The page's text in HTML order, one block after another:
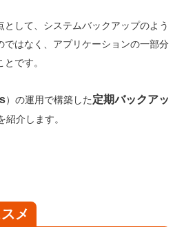
して、システムバックアップのよう
ではなく、アプリケーションの一部分
です。
）の運用で構築した定期バックアッ
介します。
メ